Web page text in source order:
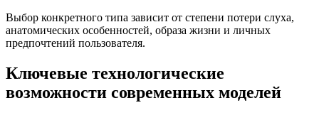
Выбор конкретного типа зависит от степени потери слуха,
анатомических особенностей, образа жизни и личных
предпочтений пользователя.
Ключевые технологические
возможности современных моделей